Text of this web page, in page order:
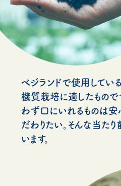
べジランドで使用してい
機質栽培に適したもので
わず口にいれるものは安
だわりたい。そんな当た
います。